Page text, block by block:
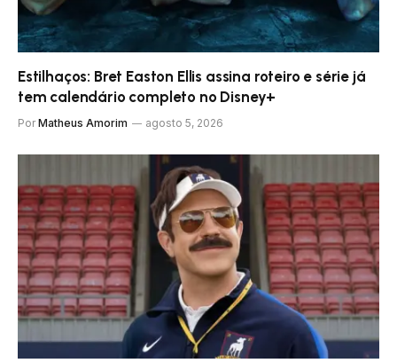
Estilhaços: Bret Easton Ellis assina roteiro e série já
tem calendário completo no Disney+
Por Matheus Amorim agosto 5, 2026